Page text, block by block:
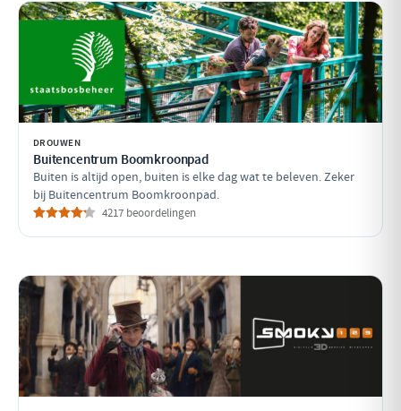
DROUWEN
Buitencentrum Boomkroonpad
Buiten is altijd open, buiten is elke dag wat te beleven. Zeker
bij Buitencentrum Boomkroonpad.
4217 beoordelingen